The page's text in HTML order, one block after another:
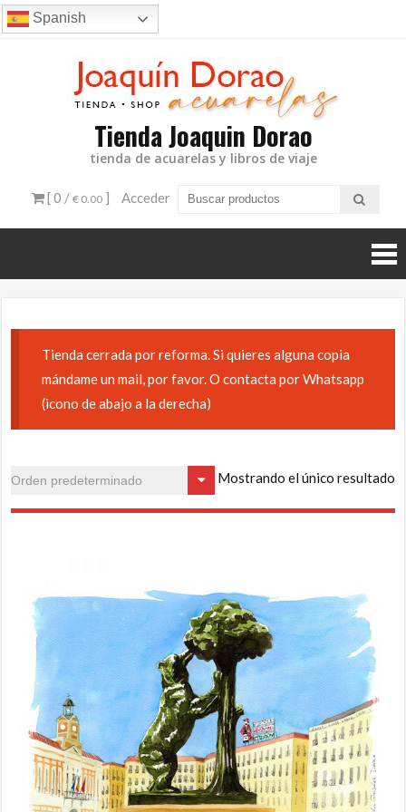
Ir
al
Spanish
Tienda Joaquin Dorao
tienda de acuarelas y libros de viaje
[ 0 / € 0.00] Acceder
Tienda cerrada por reforma. Si quieres alguna copia
mándame un mail, por favor. O contacta por Whatsapp
(icono de abajo a la derecha)
Mostrando el único resultado